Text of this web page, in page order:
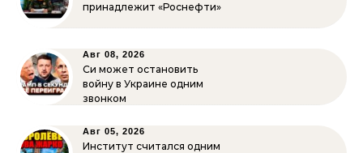
принадлежит «Роснефти»
Авг 08, 2026
Си может остановить
войну в Украине одним
звонком
Авг 05, 2026
Институт считался одним